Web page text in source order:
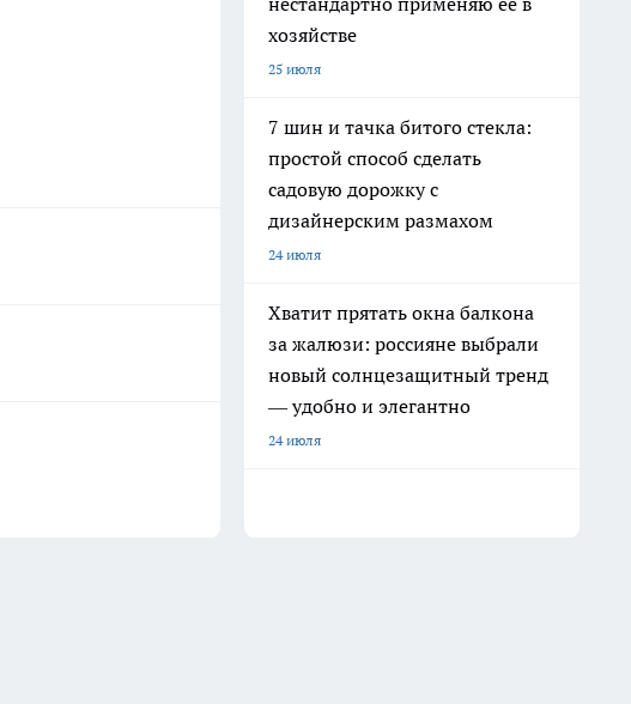
хозяйстве
25 июля
7 шин и тачка битого стекла:
простой способ сделать
садовую дорожку с
дизайнерским размахом
24 июля
Хватит прятать окна балкона
за жалюзи: россияне выбрали
новый солнцезащитный тренд
— удобно и элегантно
24 июля